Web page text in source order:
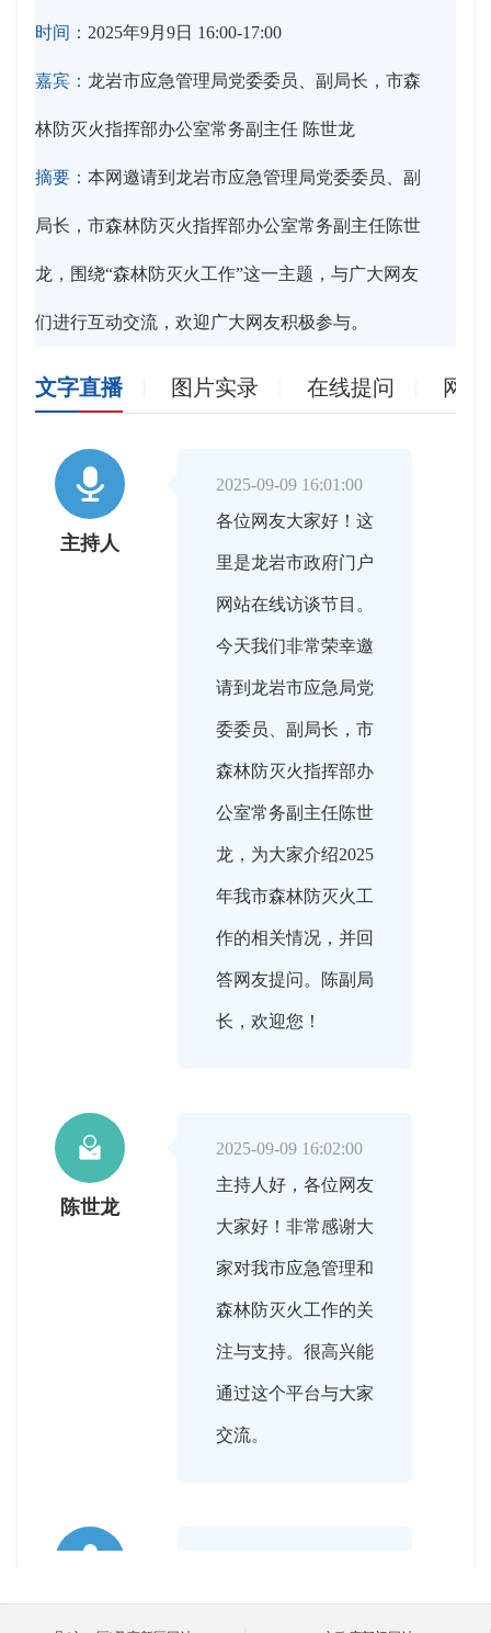
时间： 2025年9月9日 16:00-17:00
嘉宾： 龙岩市应急管理局党委委员、副局长，市森
林防灭火指挥部办公室常务副主任 陈世龙
摘要： 本网邀请到龙岩市应急管理局党委委员、副
局长，市森林防灭火指挥部办公室常务副主任陈世
龙，围绕“森林防灭火工作”这一主题，与广大网友
们进行互动交流，欢迎广大网友积极参与。
文字直播 图片实录 在线提问 网

主持人
2025-09-09 16:01:00
各位网友大家好！这
里是龙岩市政府门户
网站在线访谈节目。
今天我们非常荣幸邀
请到龙岩市应急局党
委委员、副局长，市
森林防灭火指挥部办
公室常务副主任陈世
龙，为大家介绍2025
年我市森林防灭火工
作的相关情况，并回
答网友提问。陈副局
长，欢迎您！

陈世龙
2025-09-09 16:02:00
主持人好，各位网友
大家好！非常感谢大
家对我市应急管理和
森林防灭火工作的关
注与支持。很高兴能
通过这个平台与大家
交流。
